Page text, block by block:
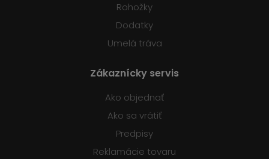
Rohožky
Dodatky
Umelá tráva
Zákaznícky servis
Ako objednať
Ako sa vrátiť
Predpisy
Reklamácie tovaru